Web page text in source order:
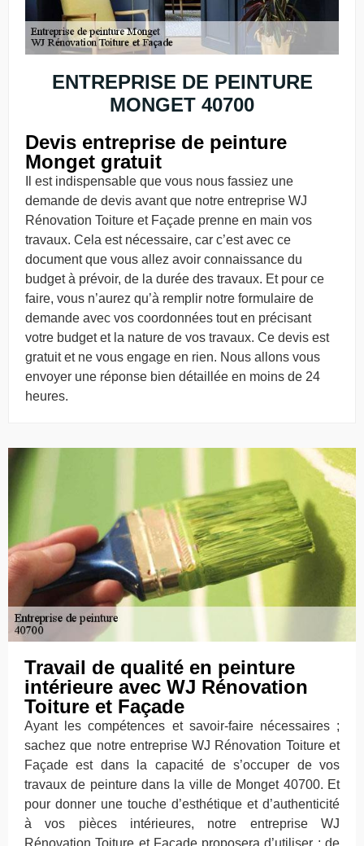
ENTREPRISE DE PEINTURE
MONGET 40700
Devis entreprise de peinture
Monget gratuit
Il est indispensable que vous nous fassiez une
demande de devis avant que notre entreprise WJ
Rénovation Toiture et Façade prenne en main vos
travaux. Cela est nécessaire, car c’est avec ce
document que vous allez avoir connaissance du
budget à prévoir, de la durée des travaux. Et pour ce
faire, vous n’aurez qu’à remplir notre formulaire de
demande avec vos coordonnées tout en précisant
votre budget et la nature de vos travaux. Ce devis est
gratuit et ne vous engage en rien. Nous allons vous
envoyer une réponse bien détaillée en moins de 24
heures.
Travail de qualité en peinture
intérieure avec WJ Rénovation
Toiture et Façade
Ayant les compétences et savoir-faire nécessaires ;
sachez que notre entreprise WJ Rénovation Toiture et
Façade est dans la capacité de s’occuper de vos
travaux de peinture dans la ville de Monget 40700. Et
pour donner une touche d’esthétique et d’authenticité
à vos pièces intérieures, notre entreprise WJ
Rénovation Toiture et Façade proposera d’utiliser : de